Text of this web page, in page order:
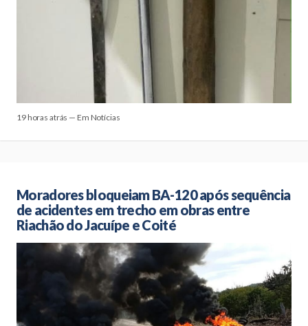
19 horas atrás — Em Notícias
Moradores bloqueiam BA-120 após sequência
de acidentes em trecho em obras entre
Riachão do Jacuípe e Coité